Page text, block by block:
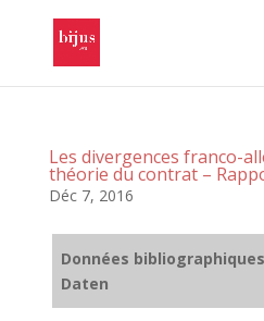
Les divergences franco-
théorie du contrat –
Déc 7, 2016
Données
Daten